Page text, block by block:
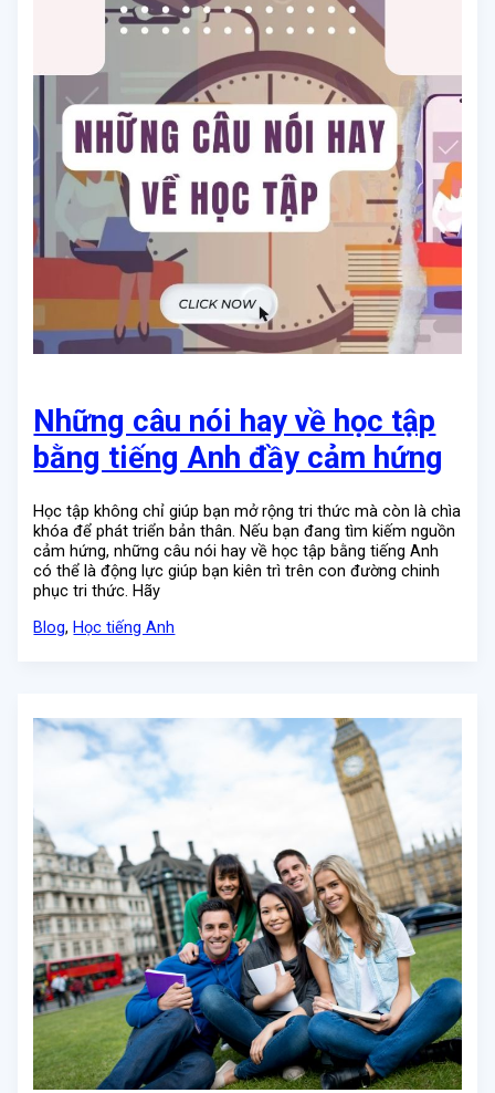
Những câu nói hay về học tập
bằng tiếng Anh đầy cảm hứng
Học tập không chỉ giúp bạn mở rộng tri thức mà còn là chìa
khóa để phát triển bản thân. Nếu bạn đang tìm kiếm nguồn
cảm hứng, những câu nói hay về học tập bằng tiếng Anh
có thể là động lực giúp bạn kiên trì trên con đường chinh
phục tri thức. Hãy
Blog,Học tiếng Anh